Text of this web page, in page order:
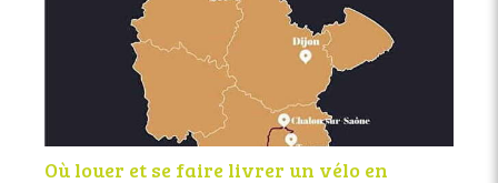
Où louer et se faire livrer un vélo en